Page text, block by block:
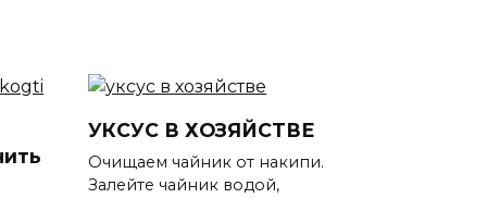
УКСУС В ХОЗЯЙСТВЕ
Очищаем чайник от накипи.
Залейте чайник водой,